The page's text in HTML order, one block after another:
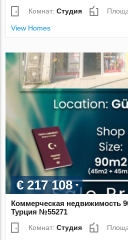
Комнат:Студия
View Homes
€ 217 108
Коммерческая недвижимость
Турция №55271
Комнат:Студия